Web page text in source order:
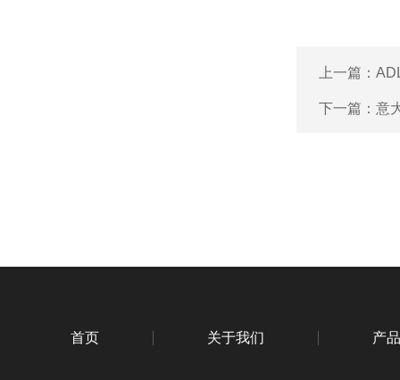
上一篇：
下一篇： 意
首页 关于我们 产